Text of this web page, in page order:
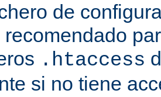
de
recomendado
.htaccess
si no tiene